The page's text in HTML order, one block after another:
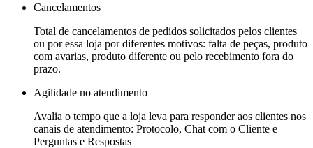
Cancelamentos
Total de cancelamentos de pedidos solicitados pelos clientes
ou por essa loja por diferentes motivos: falta de peças, produto
com avarias, produto diferente ou pelo recebimento fora do
prazo.
Agilidade no atendimento
Avalia o tempo que a loja leva para responder aos clientes nos
canais de atendimento: Protocolo, Chat com o Cliente e
Perguntas e Respostas